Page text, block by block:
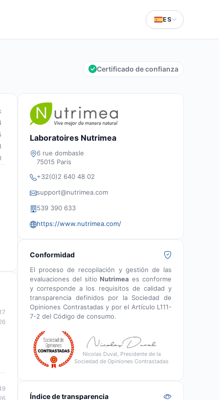
ES
Certificado de confianza
Laboratoires Nutrimea
6 rue dombasle
75015 Paris
+32(0)2 640 48 02
support@nutrimea.com
539 390 633
https://www.nutrimea.com/
Conformidad
El proceso de recopilación y gestión de las
evaluaciones del sitioNutrimea es conforme
y corresponde a los requisitos de calidad y
transparencia definidos por la Sociedad de
Opiniones Contrastadas y por el Artículo L111-
7-2 del Código de consumo.
Nicolas Duval, Presidente de la
Sociedad de Opiniones Contrastadas
Índice de transparencia